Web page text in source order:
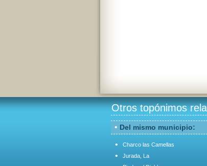
Otros topónimos
• Del mismo municipio:
• Charco las Camellas
• Jurada, La